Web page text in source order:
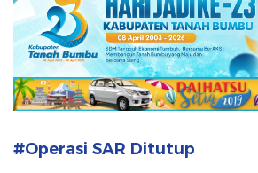
#Operasi SAR Ditutup